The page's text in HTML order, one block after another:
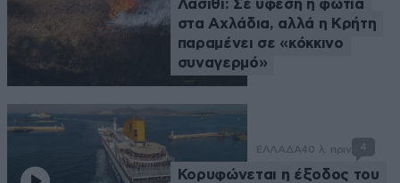
Λασίθι: Σε ύφεση η φωτιά
στα Αχλάδια, αλλά η Κρήτη
παραμένει σε «κόκκινο
συναγερμό»
ΕΛΛΑΔΑ40 λ. πριν 4
Κορυφώνεται η έξοδος του